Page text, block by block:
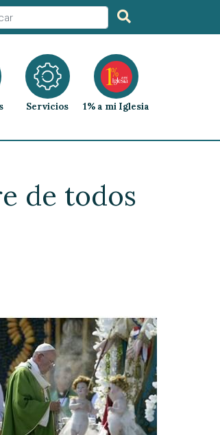
Servicios 1% a mi Iglesia
de todos